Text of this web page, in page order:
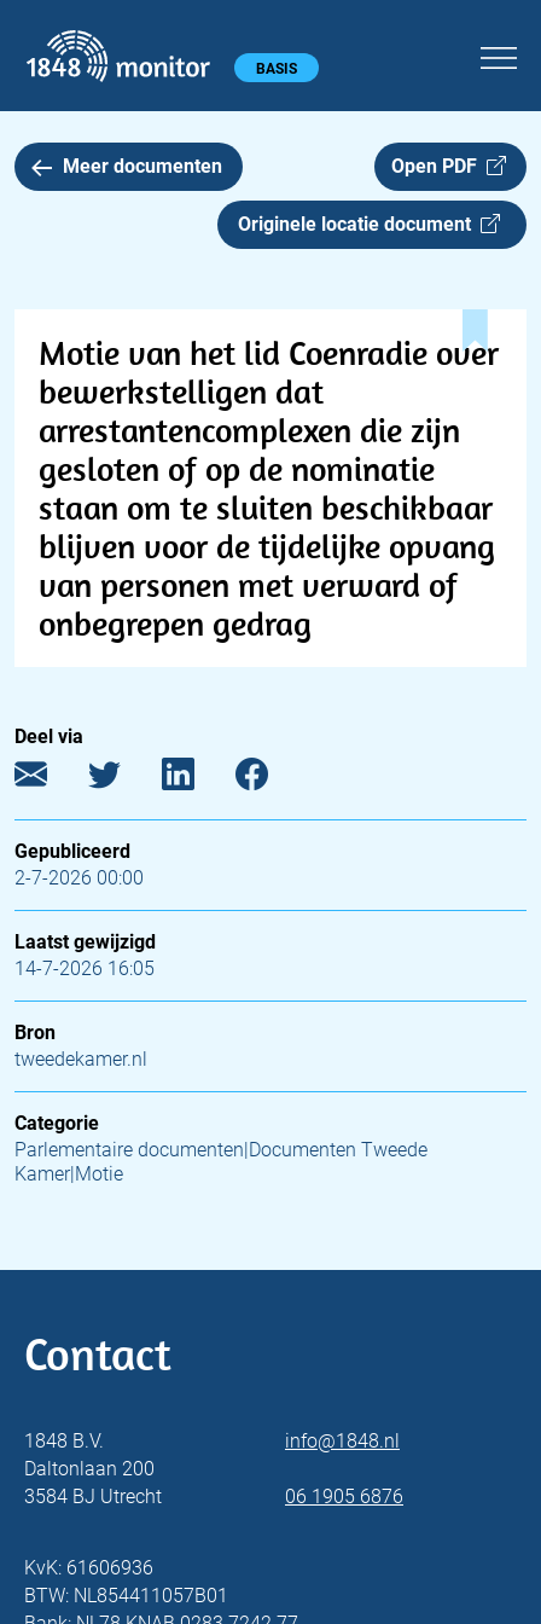
Hoofdmenu BASIS
Meer documenten Open PDF
Originele locatie document
Motie van het lid Coenradie over
bewerkstelligen dat
arrestantencomplexen die zijn
gesloten of op de nominatie
staan om te sluiten beschikbaar
blijven voor de tijdelijke opvang
van personen met verward of
onbegrepen gedrag
Deel via
Gepubliceerd
2-7-2026 00:00
Laatst gewijzigd
14-7-2026 16:05
Bron
tweedekamer.nl
Categorie
Parlementaire documenten|Documenten Tweede
Kamer|Motie
Contact
1848 B.V.
Daltonlaan 200
3584 BJ Utrecht
info@1848.nl
06 1905 6876
KvK: 61606936
BTW: NL854411057B01